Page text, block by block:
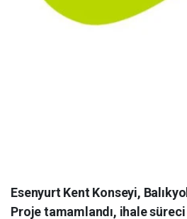
Esenyurt Kent Konseyi,
Proje tamamlandı, ihale